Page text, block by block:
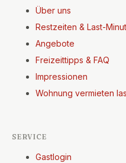
Über uns
Restzeiten & Last-
Angebote
Freizeittipps & FAQ
Impressionen
Wohnung vermieten
SERVICE
Gastlogin